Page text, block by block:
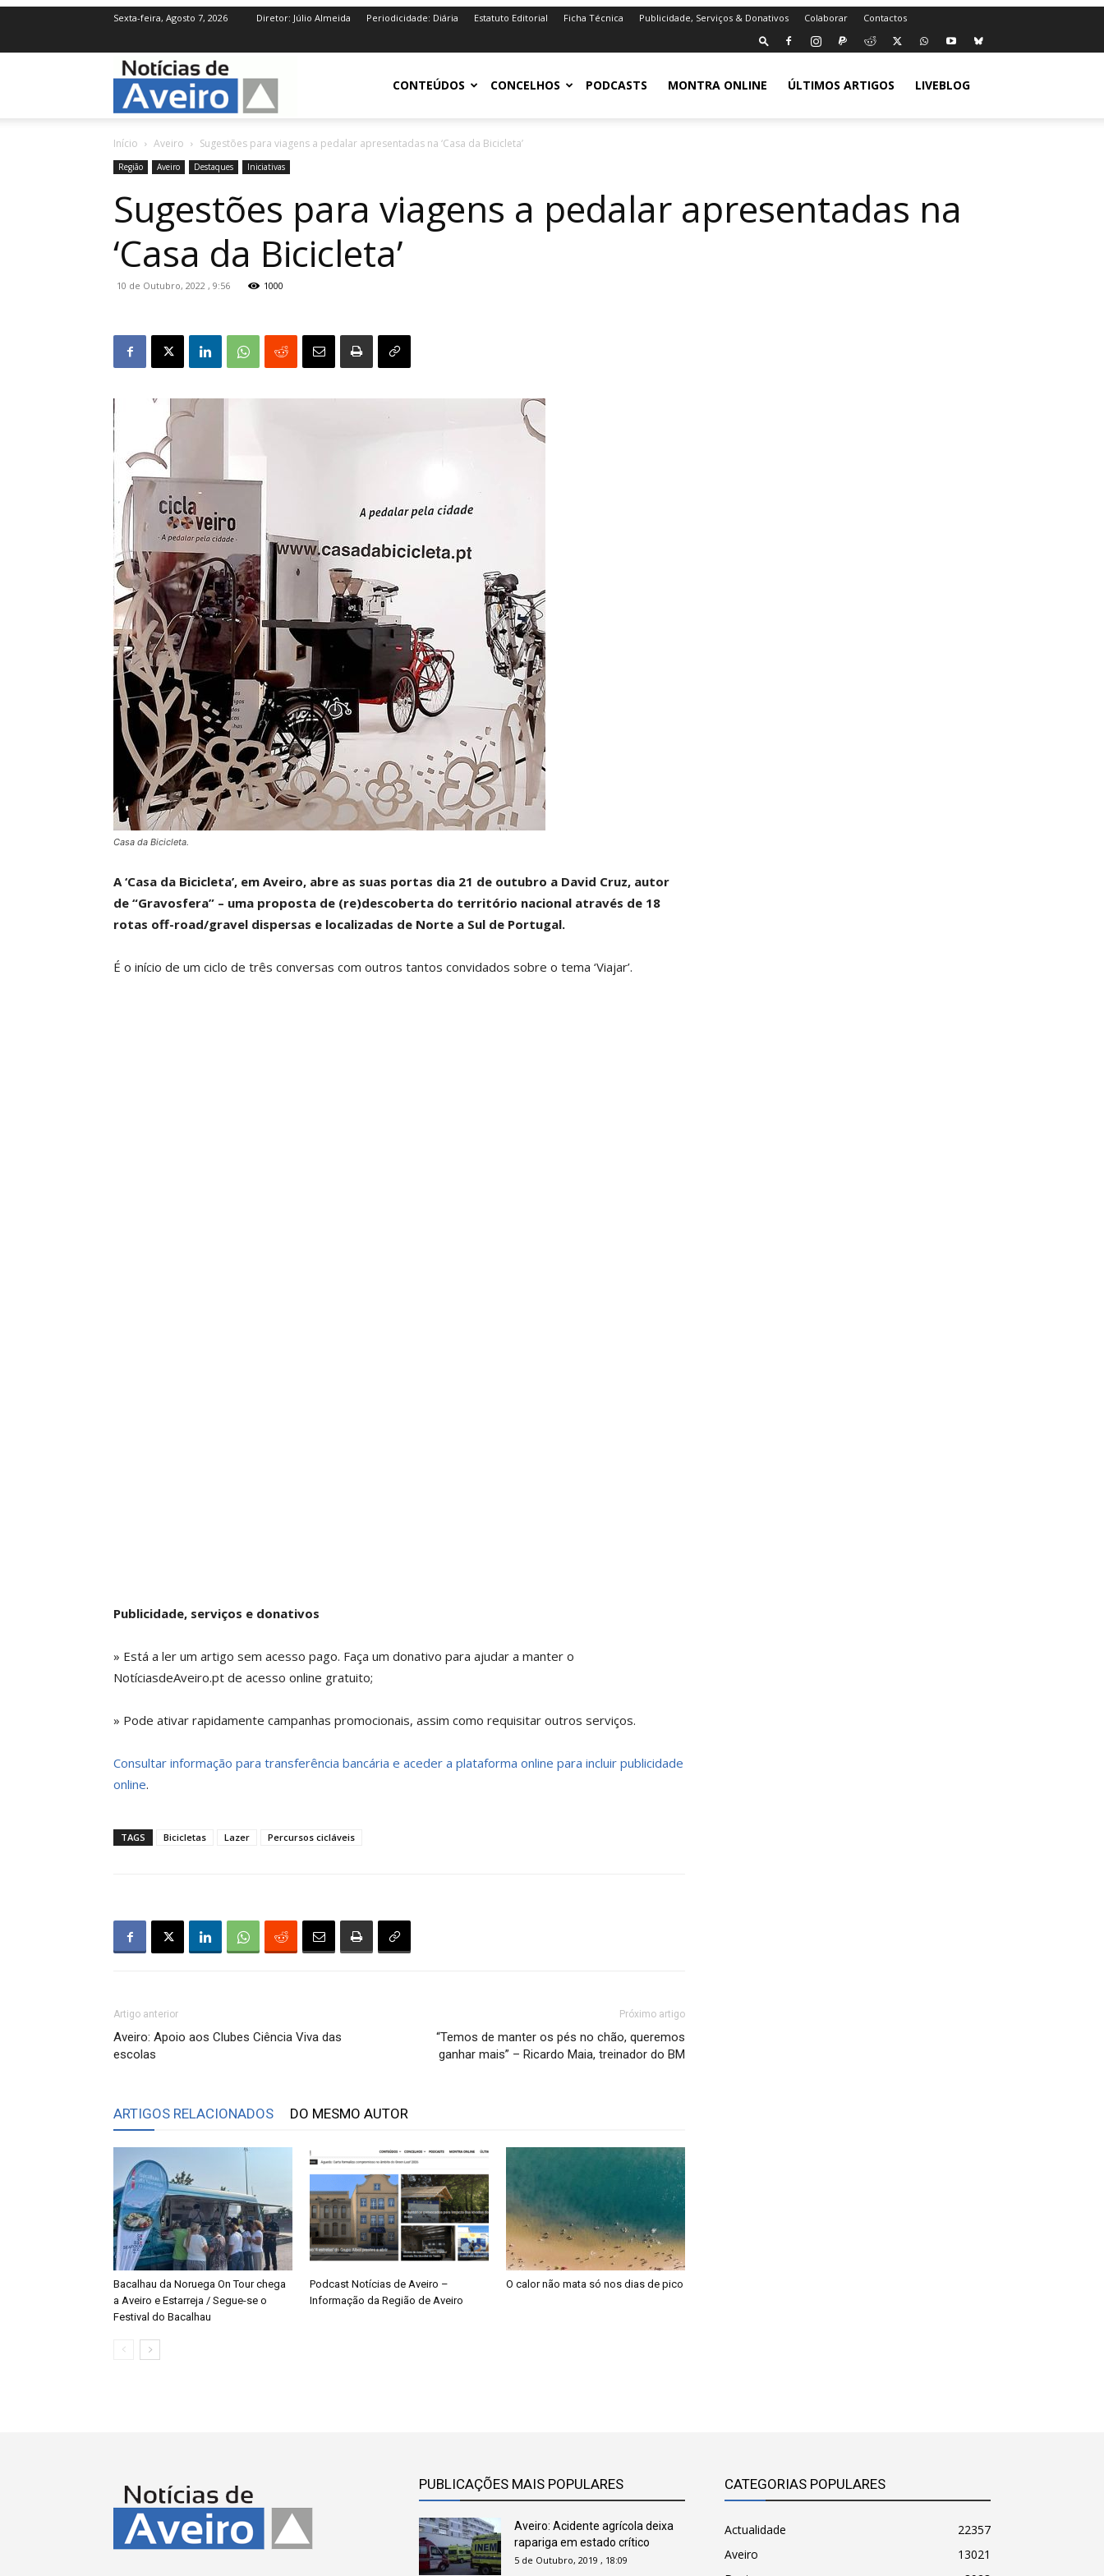
Sexta-feira, Agosto 7, 2026 Diretor: Júlio Almeida Periodicidade: Diária Estatuto Editorial Ficha Técnica Publicidade, Serviços & Donativos Colaborar Contactos
NotíciasdeAveiro.ptCONTEÚDOS CONCELHOS PODCASTS MONTRA ONLINE ÚLTIMOS ARTIGOS LIVEBLOG
Início Aveiro Sugestões para viagens a pedalar apresentadas na ‘Casa da Bicicleta’
Região Aveiro Destaques Iniciativas
Sugestões para viagens a pedalar apresentadas na
‘Casa da Bicicleta’
10 de Outubro, 2022 , 9:56 1000
Casa da Bicicleta.
A ‘Casa da Bicicleta’, em Aveiro, abre as suas portas dia 21 de outubro a David Cruz, autor
de “Gravosfera” – uma proposta de (re)descoberta do território nacional através de 18
rotas off-road/gravel dispersas e localizadas de Norte a Sul de Portugal.
É o início de um ciclo de três conversas com outros tantos convidados sobre o tema ‘Viajar’.
Publicidade, serviços e donativos
» Está a ler um artigo sem acesso pago. Faça um donativo para ajudar a manter o
NotíciasdeAveiro.pt de acesso online gratuito;
» Pode ativar rapidamente campanhas promocionais, assim como requisitar outros serviços.
Consultar informação para transferência bancária e aceder a plataforma online para incluir publicidade
online.
TAGS Bicicletas Lazer Percursos cicláveis
Artigo anterior
Aveiro: Apoio aos Clubes Ciência Viva das
escolas
Próximo artigo
“Temos de manter os pés no chão, queremos
ganhar mais” – Ricardo Maia, treinador do BM
ARTIGOS RELACIONADOS DO MESMO AUTOR
Bacalhau da Noruega On Tour chega
a Aveiro e Estarreja / Segue-se o
Festival do Bacalhau
Podcast Notícias de Aveiro –
Informação da Região de Aveiro
O calor não mata só nos dias de pico
PUBLICAÇÕES MAIS POPULARES
Aveiro: Acidente agrícola deixa
rapariga em estado crítico
5 de Outubro, 2019 , 18:09
CATEGORIAS POPULARES
Actualidade
22357
Aveiro
13021